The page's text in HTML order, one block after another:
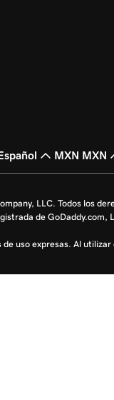
MXN MXN
LLC. Todos los
de GoDaddy.com,
uso expresas. Al